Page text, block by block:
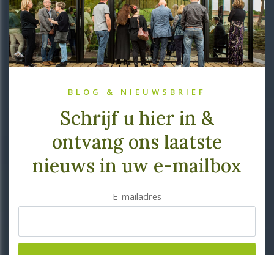
BLOG & NIEUWSBRIEF
Schrijf u hier in &
ontvang ons laatste
nieuws in uw e-mailbox
E-mailadres